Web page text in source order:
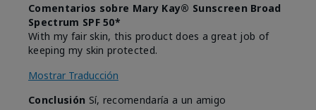
Comentarios sobre Mary Kay® Sunscreen Broad
Spectrum SPF 50*
With my fair skin, this product does a great job of
keeping my skin protected.
Mostrar Traducción
Conclusión Sí, recomendaría a un amigo